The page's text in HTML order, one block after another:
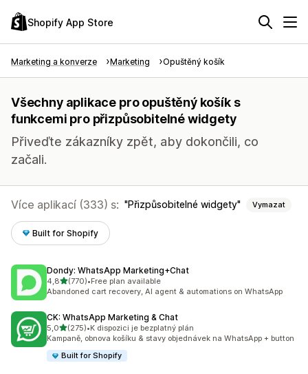
Shopify App Store
Marketing a konverze Marketing Opuštěný košík
Všechny aplikace pro opuštěný košík s
funkcemi pro přizpůsobitelné widgety
Přiveďte zákazníky zpět, aby dokončili, co
začali.
Více aplikací (333) s: Přizpůsobitelné widgety Vymazat
Built for Shopify
Dondy: WhatsApp Marketing+Chat
4,8z 5 hvězd
(770)
Celkový počet recenzí: 770
•Free plan available
Abandoned cart recovery, AI agent & automations on WhatsApp
CK: WhatsApp Marketing & Chat
5,0z 5 hvězd
(275)
Celkový počet recenzí: 275
•K dispozici je bezplatný plán
Kampaně, obnova košíku & stavy objednávek na WhatsApp + button
Built for Shopify